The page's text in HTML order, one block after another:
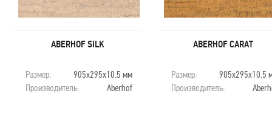
ABERHOF SILK
Размер:
905x295х10.5 мм
Производитель:
Aberhof
ABERHOF CARAT
Размер:
905x295х10.5
Производитель: